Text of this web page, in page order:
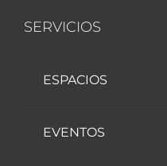
SERVICIOS
ESPACIOS
EVENTOS